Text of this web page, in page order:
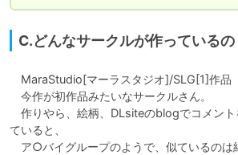
C.どんなサークルが作っているの
MaraStudio[マーラスタジオ]/SLG[1]作品
今作が初作品みたいなサークルさん。
作りやら、絵柄、DLsiteのblogでコメント
ていると、
ア○バイグループのようで、似ているのは